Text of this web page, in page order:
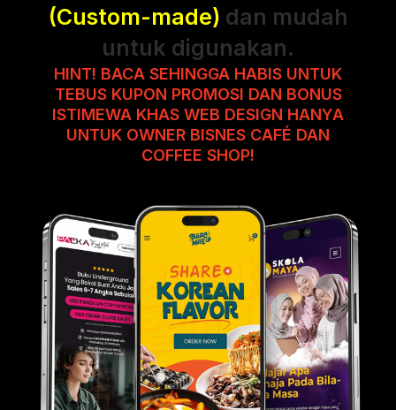
(Custom-made) dan mudah
untuk digunakan.
HINT! BACA SEHINGGA HABIS UNTUK
TEBUS KUPON PROMOSI DAN BONUS
ISTIMEWA KHAS WEB DESIGN HANYA
UNTUK OWNER BISNES CAFÉ DAN
COFFEE SHOP!